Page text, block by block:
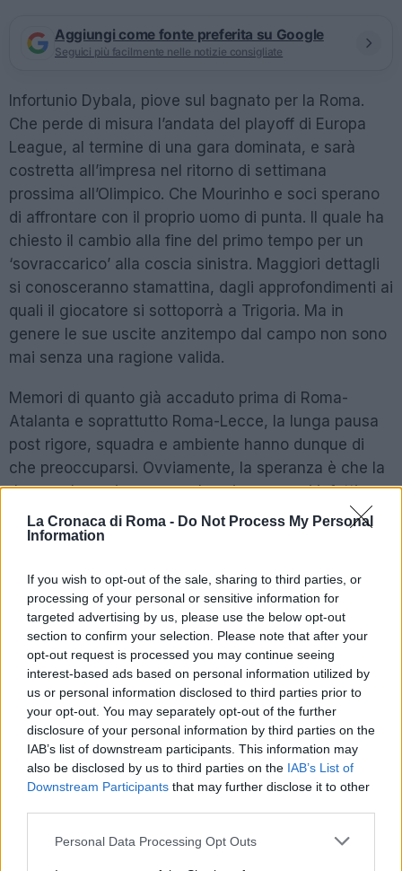
La Cronaca di Roma - Do Not Process My Personal
Information
If you wish to opt-out of the sale, sharing to third parties, or
processing of your personal or sensitive information for
targeted advertising by us, please use the below opt-out
section to confirm your selection. Please note that after your
opt-out request is processed you may continue seeing
interest-based ads based on personal information utilized by
us or personal information disclosed to third parties prior to
your opt-out. You may separately opt-out of the further
disclosure of your personal information by third parties on the
IAB’s list of downstream participants. This information may
also be disclosed by us to third parties on the IAB’s List of
Downstream Participants that may further disclose it to other
Please note that this website/app uses one or more Google
Personal Data Processing Opt Outs
Aggiungi come fonte preferita su Google
Seguici più facilmente nelle notizie consigliate
Infortunio Dybala, piove sul bagnato per la Roma.
Che perde di misura l’andata del playoff di Europa
League, al termine di una gara dominata, e sarà
costretta all’impresa nel ritorno di settimana
prossima all’Olimpico. Che Mourinho e soci sperano
di affrontare con il proprio uomo di punta. Il quale ha
chiesto il cambio alla fine del primo tempo per un
‘sovraccarico’ alla coscia sinistra. Maggiori dettagli
si conosceranno stamattina, dagli approfondimenti ai
quali il giocatore si sottoporrà a Trigoria. Ma in
genere le sue uscite anzitempo dal campo non sono
mai senza una ragione valida.
Memori di quanto già accaduto prima di Roma-
Atalanta e soprattutto Roma-Lecce, la lunga pausa
post rigore, squadra e ambiente hanno dunque di
che preoccuparsi. Ovviamente, la speranza è che la
Joya se la cavi con poco. I suoi compagni infatti
risentono non poco della sua assenza in campo. Ma,
con tante partite da giocare, Mourinho non può
convocarlo domenica contro il Verona e riservarselo
per la gara europea di giovedì prossimo. Dove
l’obbligo di vittoria equivale all’obbligo di Dybala tra i
titolari.
Precedente
Cocaina nel
parmigiano: maxi
ritrovamento
‘stupefacente’
della Guardia di
Finanza
Successiva
Delmastro
indagato, il
Sottosegretario
davanti ai
magistrati per il
caso Cospito